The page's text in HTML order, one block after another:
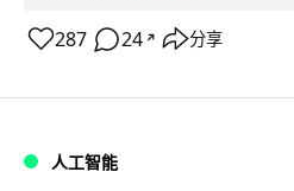
287 24 ↗ 分享
人工智能